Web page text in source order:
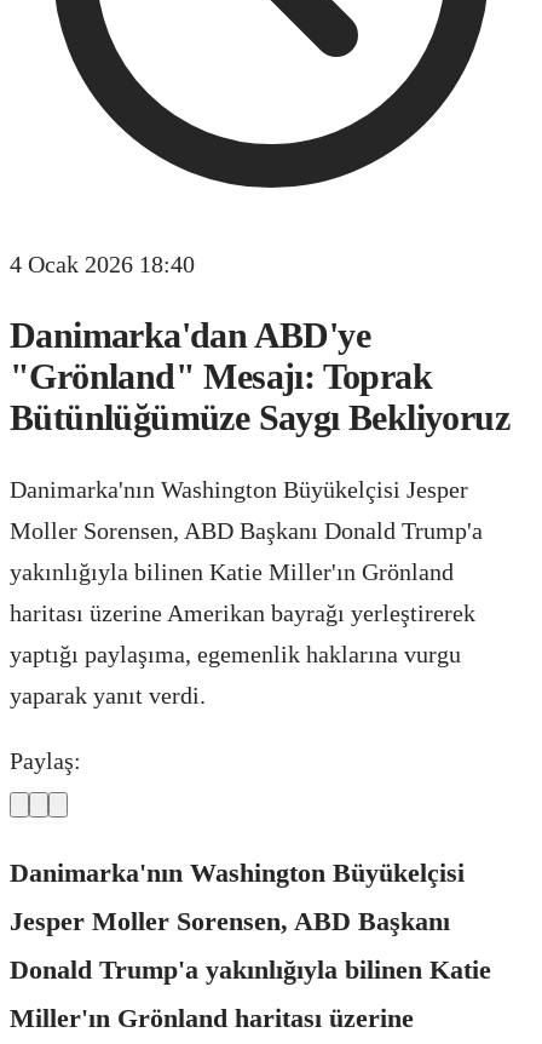
4 Ocak 2026 18:40
Danimarka'dan ABD'ye
"Grönland" Mesajı: Toprak
Bütünlüğümüze Saygı Bekliyoruz
Danimarka'nın Washington Büyükelçisi Jesper
Moller Sorensen, ABD Başkanı Donald Trump'a
yakınlığıyla bilinen Katie Miller'ın Grönland
haritası üzerine Amerikan bayrağı yerleştirerek
yaptığı paylaşıma, egemenlik haklarına vurgu
yaparak yanıt verdi.
Paylaş:
Danimarka'nın Washington Büyükelçisi
Jesper Moller Sorensen, ABD Başkanı
Donald Trump'a yakınlığıyla bilinen Katie
Miller'ın Grönland haritası üzerine